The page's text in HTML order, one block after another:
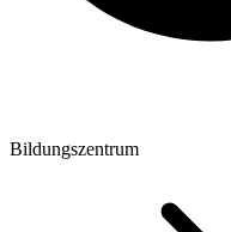
Bildungszentrum